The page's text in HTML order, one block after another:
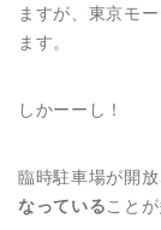
ますが、東京モ
ます。
しかーーし！
臨時駐車場が開
なっている こと